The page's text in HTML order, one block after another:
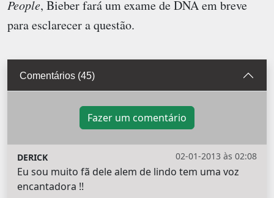
People, Bieber fará um exame de DNA em breve
para esclarecer a questão.
Comentários (45)
Fazer um comentário
02-01-2013 às 02:08
DERICK
Eu sou muito fã dele alem de lindo tem uma voz
encantadora !!